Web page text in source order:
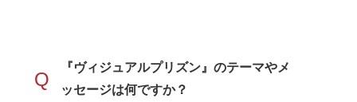
Q
『ヴィジュアルプリズン』のテーマやメ
ッセージは何ですか？